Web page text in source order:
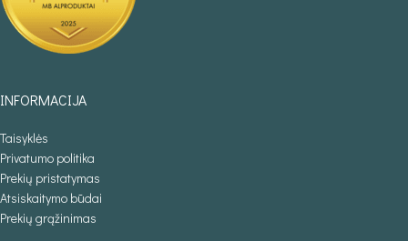
INFORMACIJA
Taisyklės
Privatumo politika
Prekių pristatymas
Atsiskaitymo būdai
Prekių grąžinimas